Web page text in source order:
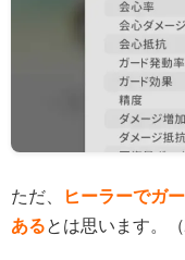
ただ、
ヒーラーでガ
あるとは思います。